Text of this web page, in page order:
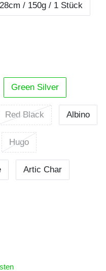
28cm / 150g / 1 Stück
Green Silver
Red Black Albino
Hugo
Artic Char